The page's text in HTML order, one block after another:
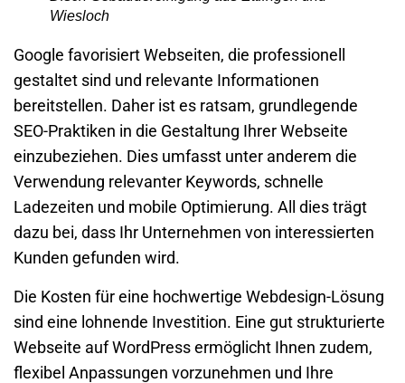
Wiesloch
Google favorisiertWebseiten, die professionell
gestaltet sind und relevante Informationen
bereitstellen. Daher ist es ratsam, grundlegende
SEO-Praktiken in die Gestaltung IhrerWebseite
einzubeziehen. Dies umfasst unter anderem die
Verwendung relevanter Keywords, schnelle
Ladezeiten und mobile Optimierung. All dies trägt
dazu bei, dass Ihr Unternehmen von interessierten
Kunden gefunden wird.
Die Kosten für eine hochwertige Webdesign-Lösung
sind eine lohnende Investition. Eine gut strukturierte
Webseite auf WordPress ermöglicht Ihnen zudem,
flexibel Anpassungen vorzunehmen und Ihre